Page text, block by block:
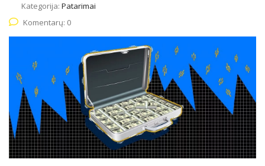
Kategorija: Patarimai
Komentarų: 0